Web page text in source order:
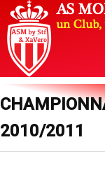
2010/2011